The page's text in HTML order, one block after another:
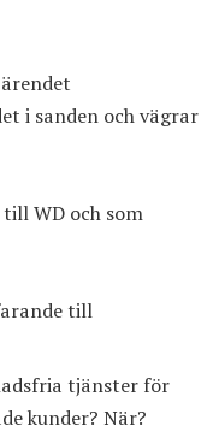
i sanden och vägrar
WD och som
till
tjänster för
kunder? När?